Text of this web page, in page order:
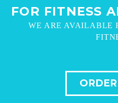
FOR FITNESS
WE ARE AVAILABLE